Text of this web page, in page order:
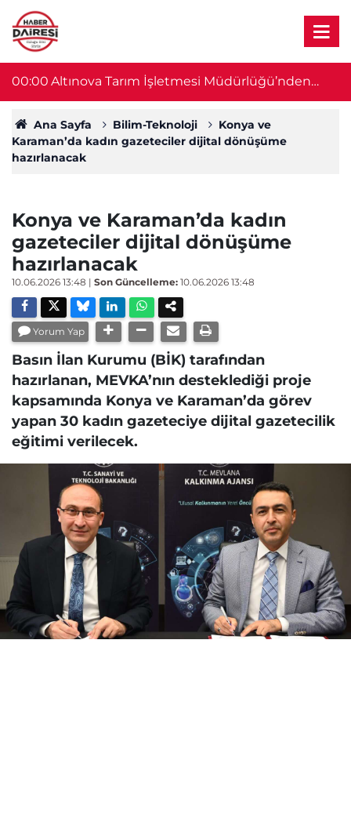
00:00 Altınova Tarım İşletmesi Müdürlüğü’nden
sondaj ihalesi
Ana Sayfa Bilim-Teknoloji
Konya ve
Karaman’da kadın gazeteciler dijital dönüşüme
hazırlanacak
Konya ve Karaman’da kadın
gazeteciler dijital dönüşüme
hazırlanacak
10.06.2026 13:48 | Son Güncelleme: 10.06.2026 13:48
Yorum Yap
Basın İlan Kurumu (BİK) tarafından
hazırlanan, MEVKA’nın desteklediği proje
kapsamında Konya ve Karaman’da görev
yapan 30 kadın gazeteciye dijital gazetecilik
eğitimi verilecek.